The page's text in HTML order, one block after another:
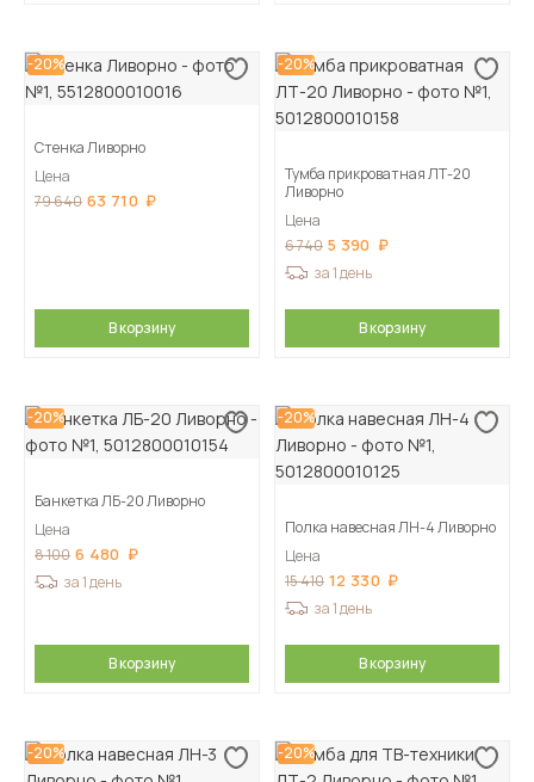
-20%
Стенка Ливорно
Цена
79 640 63 710
В корзину
-20%
Тумба прикроватная ЛТ-20
Ливорно
Цена
6 740 5 390
за 1 день
В корзину
-20%
Банкетка ЛБ-20 Ливорно
Цена
8 100 6 480
за 1 день
В корзину
-20%
Полка навесная ЛН-4 Ливорно
Цена
15 410 12 330
за 1 день
В корзину
-20% -20%